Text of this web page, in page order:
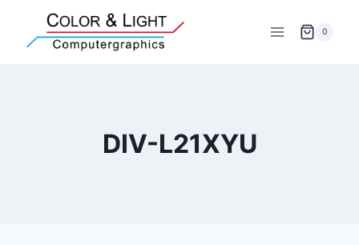
springen
0
DIV-L21XYU